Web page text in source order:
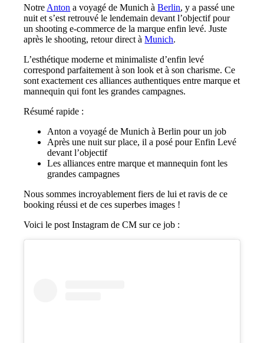
Notre Anton a voyagé de Munich àBerlin, y a passé une
nuit et s’est retrouvé le lendemain devant l’objectif pour
un shooting e-commerce de la marque enfin levé. Juste
après le shooting, retour direct àMunich.
L’esthétique moderne et minimaliste d’enfin levé
correspond parfaitement à son look et à son charisme. Ce
sont exactement ces alliances authentiques entre marque et
mannequin qui font les grandes campagnes.
Résumé rapide :
Anton a voyagé de Munich à Berlin pour un job
Après une nuit sur place, il a posé pour Enfin Levé
devant l’objectif
Les alliances entre marque et mannequin font les
grandes campagnes
Nous sommes incroyablement fiers de lui et ravis de ce
booking réussi et de ces superbes images !
Voici le post Instagram de CM sur ce job :